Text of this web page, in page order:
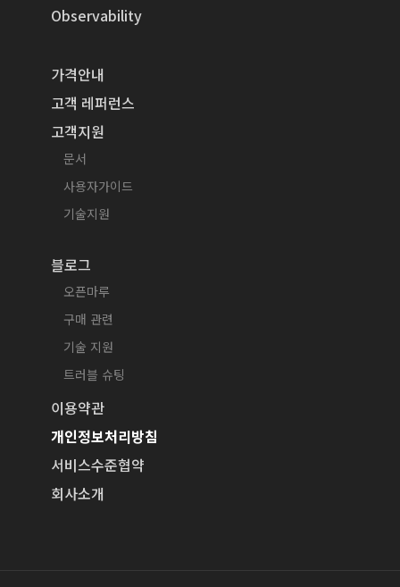
Observability
가격안내
고객 레퍼런스
고객지원
문서
사용자가이드
기술지원
블로그
오픈마루
구매 관련
기술 지원
트러블 슈팅
이용약관
개인정보처리방침
서비스수준협약
회사소개